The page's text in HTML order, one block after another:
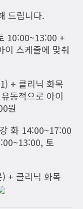
드립니다.
10:00~13:00 +
이 스케줄에 맞춰
+ 클리닉 화목
동적으로 아이
원
화 14:00~17:00
토
+ 클리닉 화목